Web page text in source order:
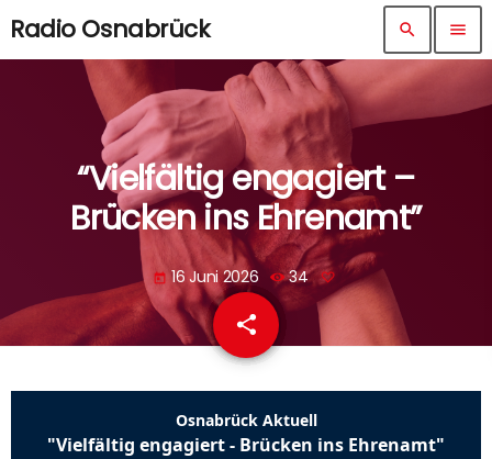
Radio Osnabrück search menu
“Vielfältig engagiert –
Brücken ins Ehrenamt”
today 16 Juni 2026 34
share
email